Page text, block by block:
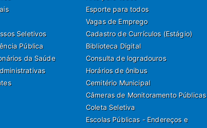
Seletivos
Pública
da Saúde
Esporte para todos
Vagas de Emprego
Cadastro de Currículos (Estágio)
Biblioteca Digital
Consulta de logradouros
Horários de ônibus
Cemitério Municipal
Câmeras de Monitoramento Públicas
Coleta Seletiva
Escolas Públicas - Endereços e